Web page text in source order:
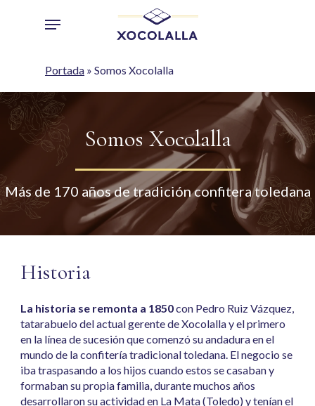
Menu
Portada » Somos Xocolalla
Somos Xocolalla
Más de 170 años de tradición confitera toledana
Historia
La historia se remonta a 1850con Pedro Ruiz Vázquez,
tatarabuelo del actual gerente de Xocolalla y el primero
en la línea de sucesión que comenzó su andadura en el
mundo de la confitería tradicional toledana. El negocio se
iba traspasando a los hijos cuando estos se casaban y
formaban su propia familia, durante muchos años
desarrollaron su actividad en La Mata (Toledo) y tenían el